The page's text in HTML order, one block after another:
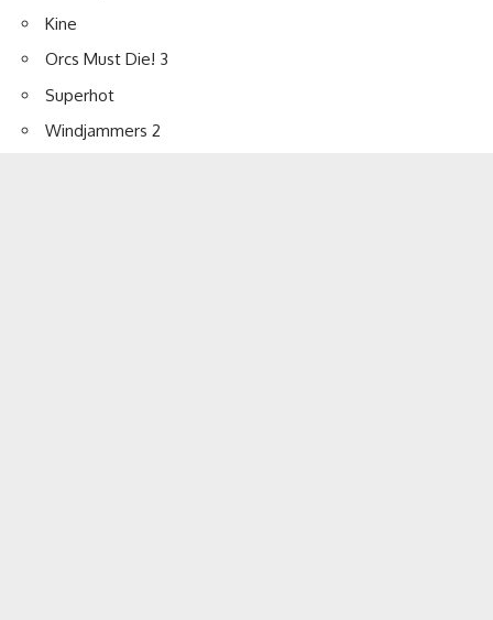
Kine
Orcs Must Die! 3
Superhot
Windjammers 2